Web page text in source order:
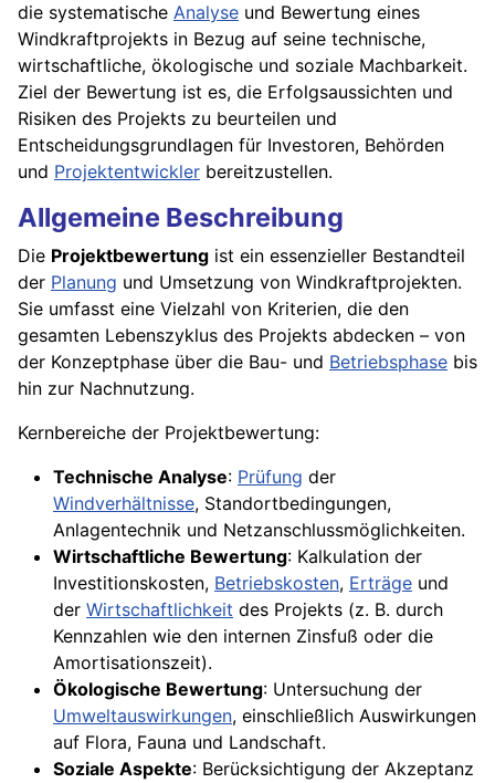
die systematische Analyse und Bewertung eines
Windkraftprojekts in Bezug auf seine technische,
wirtschaftliche, ökologische und soziale Machbarkeit.
Ziel der Bewertung ist es, die Erfolgsaussichten und
Risiken des Projekts zu beurteilen und
Entscheidungsgrundlagen für Investoren, Behörden
und Projektentwickler bereitzustellen.
Allgemeine Beschreibung
Die Projektbewertung ist ein essenzieller Bestandteil
der Planung und Umsetzung von Windkraftprojekten.
Sie umfasst eine Vielzahl von Kriterien, die den
gesamten Lebenszyklus des Projekts abdecken – von
der Konzeptphase über die Bau- und Betriebsphase bis
hin zur Nachnutzung.
Kernbereiche der Projektbewertung:
Technische Analyse: Prüfung der
Windverhältnisse, Standortbedingungen,
Anlagentechnik und Netzanschlussmöglichkeiten.
Wirtschaftliche Bewertung: Kalkulation der
Investitionskosten, Betriebskosten, Erträge und
der Wirtschaftlichkeit des Projekts (z. B. durch
Kennzahlen wie den internen Zinsfuß oder die
Amortisationszeit).
Ökologische Bewertung: Untersuchung der
Umweltauswirkungen, einschließlich Auswirkungen
auf Flora, Fauna und Landschaft.
Soziale Aspekte: Berücksichtigung der Akzeptanz